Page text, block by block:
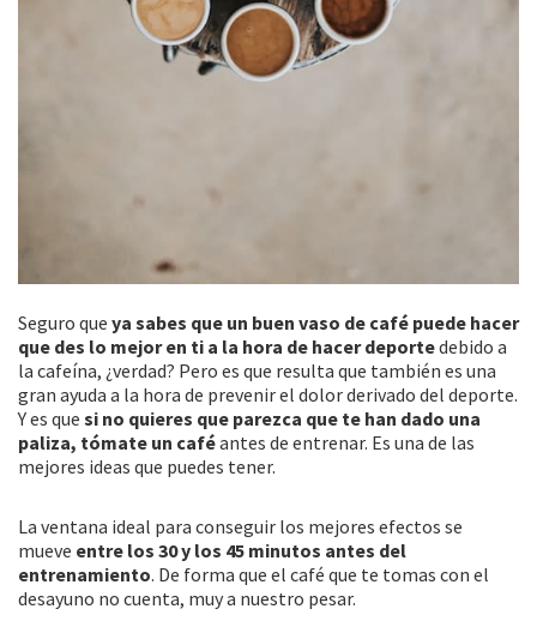
Seguro que ya sabes que un buen vaso de café puede hacer
que des lo mejor en ti a la hora de hacer deportedebido a
la cafeína, ¿verdad? Pero es que resulta que también es una
gran ayuda a la hora de prevenir el dolor derivado del deporte.
Y es que si no quieres que parezca que te han dado una
paliza, tómate un caféantes de entrenar. Es una de las
mejores ideas que puedes tener.
La ventana ideal para conseguir los mejores efectos se
mueve entre los 30 y los 45 minutos antes del
entrenamiento. De forma que el café que te tomas con el
desayuno no cuenta, muy a nuestro pesar.